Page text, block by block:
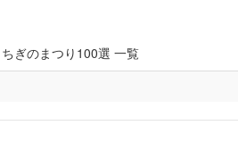
ぎのまつり100選 一覧